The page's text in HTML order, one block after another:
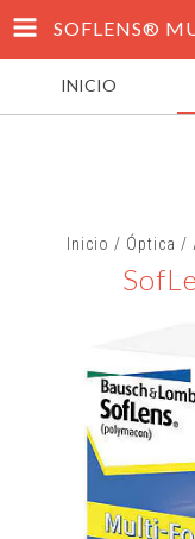
SOFLENS®
INICIO
Inicio / Óptica /